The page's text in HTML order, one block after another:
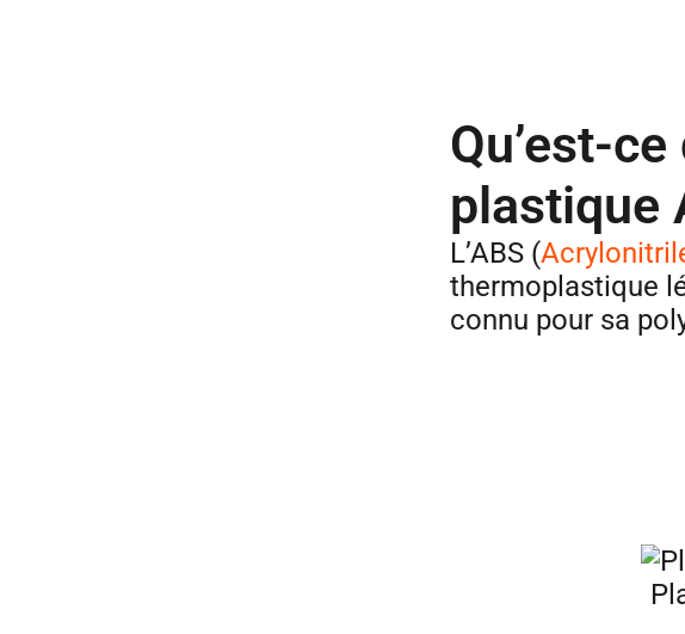
Qu’est-
plastique
L’ABS (
thermoplastique
connu pour sa